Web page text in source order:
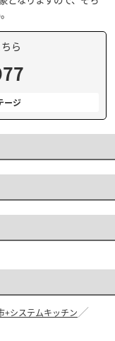
ら
ージ
+システムキッチン